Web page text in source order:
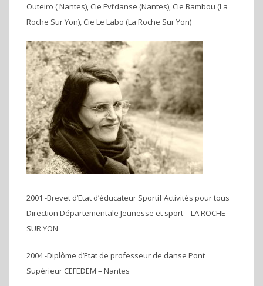
Outeiro ( Nantes), Cie Evi’danse (Nantes), Cie Bambou (La
Roche Sur Yon), Cie Le Labo (La Roche Sur Yon)
2001 -Brevet d’Etat d’éducateur Sportif Activités pour tous
Direction Départementale Jeunesse et sport – LA ROCHE
SUR YON
2004 -Diplôme d’Etat de professeur de danse Pont
Supérieur CEFEDEM – Nantes